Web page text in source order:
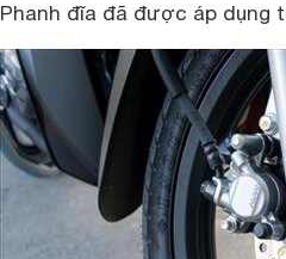
Phanh đĩa đã được áp dụng